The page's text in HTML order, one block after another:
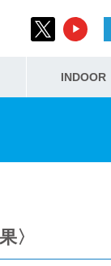
INDOOR
〉